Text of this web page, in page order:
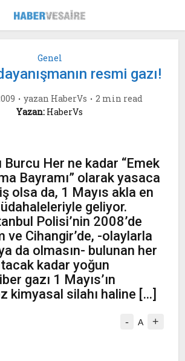
Genel
resmi gazı!
yazan HaberVs
2 min read
Yazan: HaberVs
Burcu Her ne kadar “Emek
Bayramı” olarak yasaca
olsa da, 1 Mayıs akla en
geliyor.
Polisi’nin 2008’de
ve Cihangir’de, -olaylarla
da olmasın- bulunan her
kadar yoğun
gazı 1 Mayıs’ın
kimyasal silahı haline […]
- A +